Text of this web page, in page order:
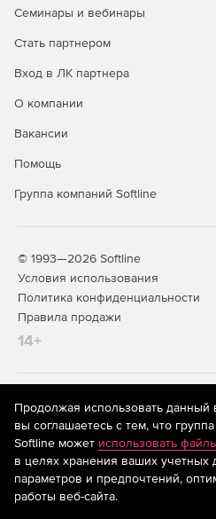
Семинары и вебинары
Стать партнером
Вход в ЛК партнера
О компании
Вакансии
Помощь
Группа компаний Softline
© 1993—2026 Softline
Условия использования
Политика конфиденциальности
Правила продажи
14+
На информационном ресурсе
рекомендательные технологии
предоставления информации на
систематизации и анализа
предпочтениям пользователей
находящихся на территории
Продолжая использовать данный
вы соглашаетесь с тем, что
Softline может использовать
в целях хранения ваших учетных
параметров и предпочтений,
работы веб-сайта.